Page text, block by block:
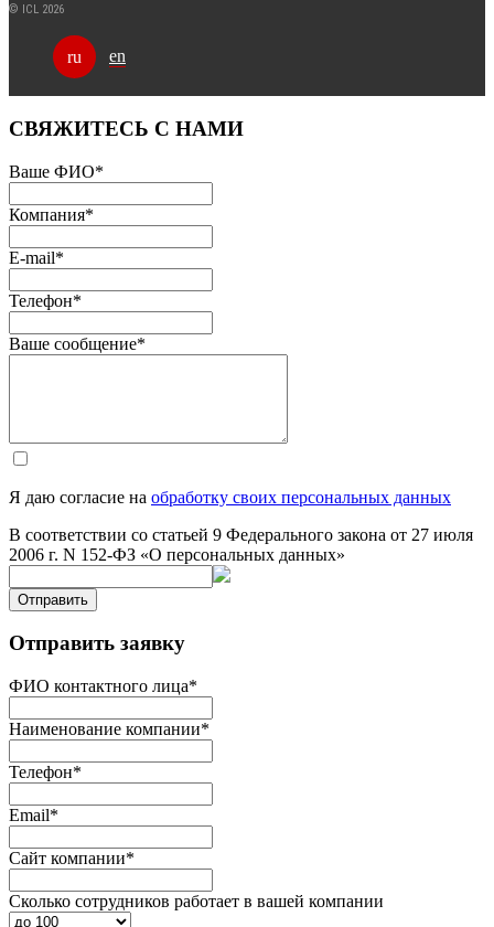
© ICL 2026
ru en
СВЯЖИТЕСЬ С НАМИ
Ваше ФИО*
Компания*
E-mail*
Телефон*
Ваше сообщение*
Я даю согласие на обработку своих персональных данных
В соответствии со статьей 9 Федерального закона от 27 июля
2006 г. N 152-ФЗ «О персональных данных»
Отправить
Отправить заявку
ФИО контактного лица*
Наименование компании*
Телефон*
Email*
Сайт компании*
Сколько сотрудников работает в вашей компании